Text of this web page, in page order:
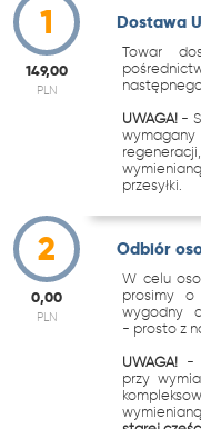
1
149,00
PLN
Dostawa
Towar
UWAGA! -
przesyłki.
2
0,00
PLN
Odbiór
W celu
prosimy o
wygodny
- prosto z
UWAGA! -
przy